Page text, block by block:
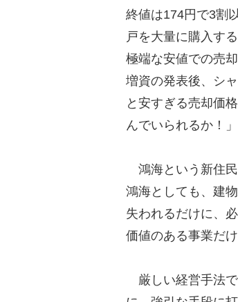
終値は174円で3割
戸を大量に購入す
極端な安値での売
増資の発表後、シ
と安すぎる売却価
んでいられるか！
鴻海という新住民
鴻海としても、建
失われるだけに、
価値のある事業だ
厳しい経営手法